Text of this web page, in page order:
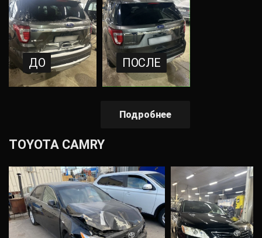
ДО ПОСЛЕ
Подробнее
TOYOTA CAMRY